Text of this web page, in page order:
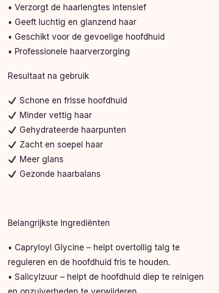
• Verzorgt de haarlengtes intensief
• Geeft luchtig en glanzend haar
• Geschikt voor de gevoelige hoofdhuid
• Professionele haarverzorging
Resultaat na gebruik
Schone en frisse hoofdhuid
Minder vettig haar
Gehydrateerde haarpunten
Zacht en soepel haar
Meer glans
Gezonde haarbalans
Belangrijkste Ingrediënten
• Capryloyl Glycine – helpt overtollig talg te
reguleren en de hoofdhuid fris te houden.
• Salicylzuur – helpt de hoofdhuid diep te reinigen